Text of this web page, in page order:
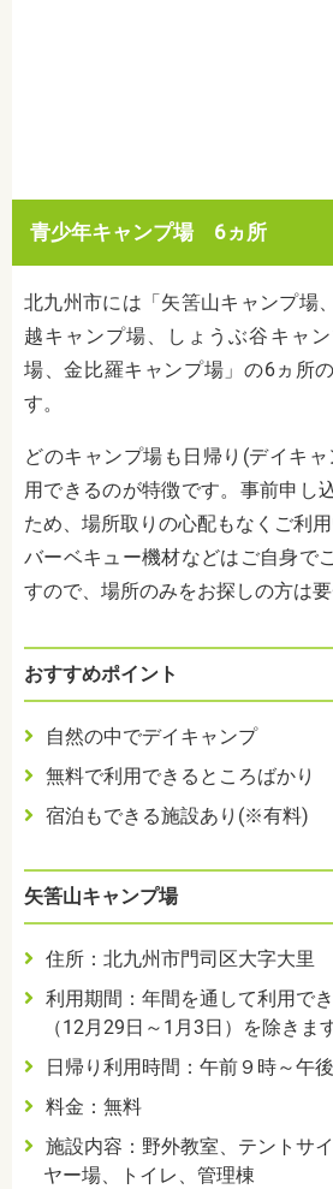
青少年キャンプ場 6ヵ所
北九州市には「矢筈山キャンプ場
越キャンプ場、しょうぶ谷キャ
場、金比羅キャンプ場」の6ヵ所
す。
どのキャンプ場も日帰り(デイキ
用できるのが特徴です。事前申し
ため、場所取りの心配もなくご利用
バーベキュー機材などはご自身で
すので、場所のみをお探しの方は
おすすめポイント
自然の中でデイキャンプ
無料で利用できるところばかり
宿泊もできる施設あり(※有料)
矢筈山キャンプ場
住所：北九州市門司区大字大里
利用期間：年間を通して利用で
（12月29日～1月3日）を除きます
日帰り利用時間：午前９時～午後
料金：無料
施設内容：野外教室、テントサ
ヤー場、トイレ、管理棟